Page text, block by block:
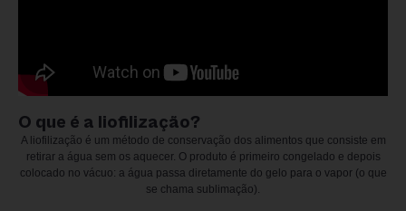
O que é a liofilização?
A liofilização é um método de conservação dos alimentos que consiste em
retirar a água sem os aquecer. O produto é primeiro congelado e depois
colocado no vácuo: a água passa diretamente do gelo para o vapor (o que
se chama sublimação).